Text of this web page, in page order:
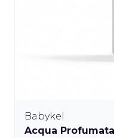
Babykel
Acqua